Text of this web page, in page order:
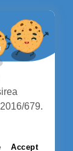
679.
Accept